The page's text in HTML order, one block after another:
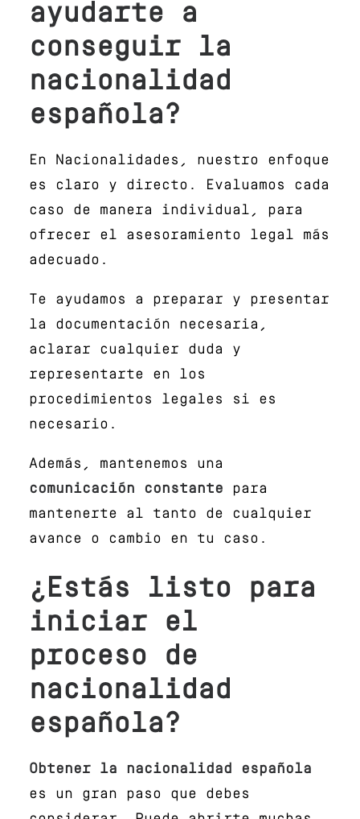
ayudarte a
conseguir la
nacionalidad
española?
En Nacionalidades, nuestro enfoque
es claro y directo. Evaluamos cada
caso de manera individual, para
ofrecer el asesoramiento legal más
adecuado.
Te ayudamos a preparar y presentar
la documentación necesaria,
aclarar cualquier duda y
representarte en los
procedimientos legales si es
necesario.
Además, mantenemos una
comunicación constante para
mantenerte al tanto de cualquier
avance o cambio en tu caso.
¿Estás listo para
iniciar el
proceso de
nacionalidad
española?
Obtener la nacionalidad española
es un gran paso que debes